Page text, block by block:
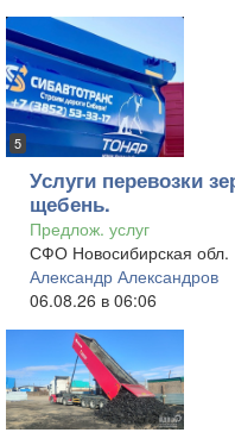
5
Услуги перевозки
щебень.
Предлож. услуг
СФО Новосибирская обл.
Александр Александров
06.08.26 в 06:06